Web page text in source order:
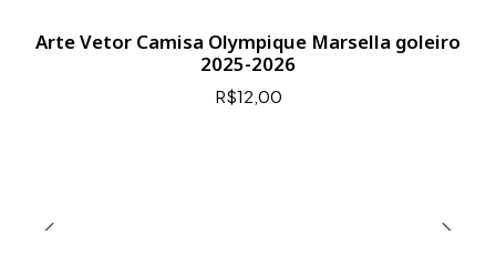
Arte Vetor Camisa Olympique Marsella goleiro
2025-2026
R$12,00